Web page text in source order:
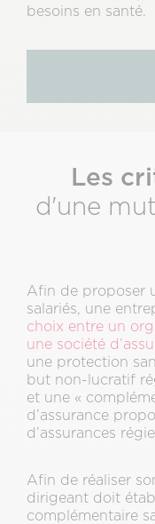
besoins en santé.
Les
d'une
Afin de proposer
salariés, une
choix entre un
une société
une protection
but non-lucratif
et une «
d’assurance
d’assurances
Afin de réaliser
dirigeant doit
complémentaire